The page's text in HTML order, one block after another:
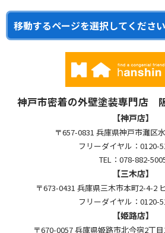
神戸市密着の外壁塗装専門店
【神戸店】
〒657-0831 兵庫県神戸市灘区
フリーダイヤル：0120-
TEL：078-882-
【三木店】
〒673-0431 兵庫県三木市本町2-4-2
フリーダイヤル：0120-
【姫路店】
〒670-0057 兵庫県姫路市北今宿2丁